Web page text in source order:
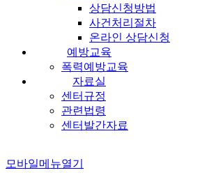
상담신청방법
사건처리절차
온라인 상담신청
예방교육
폭력예방교육
자료실
센터규정
관련법령
센터발간자료
모바일메뉴열기